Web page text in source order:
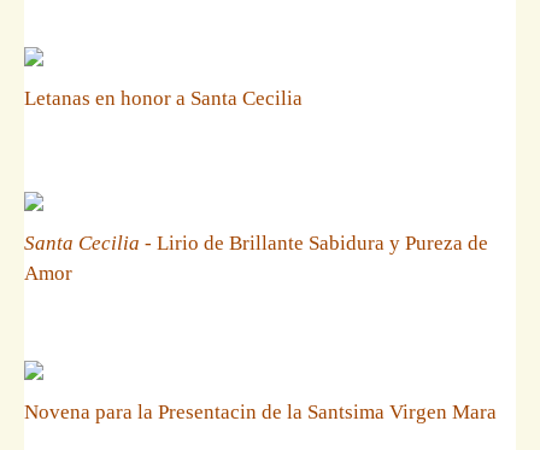
Letanas en honor a Santa Cecilia
Santa Cecilia - Lirio de Brillante Sabidura y Pureza de
Amor
Novena para la Presentacin de la Santsima Virgen Mara